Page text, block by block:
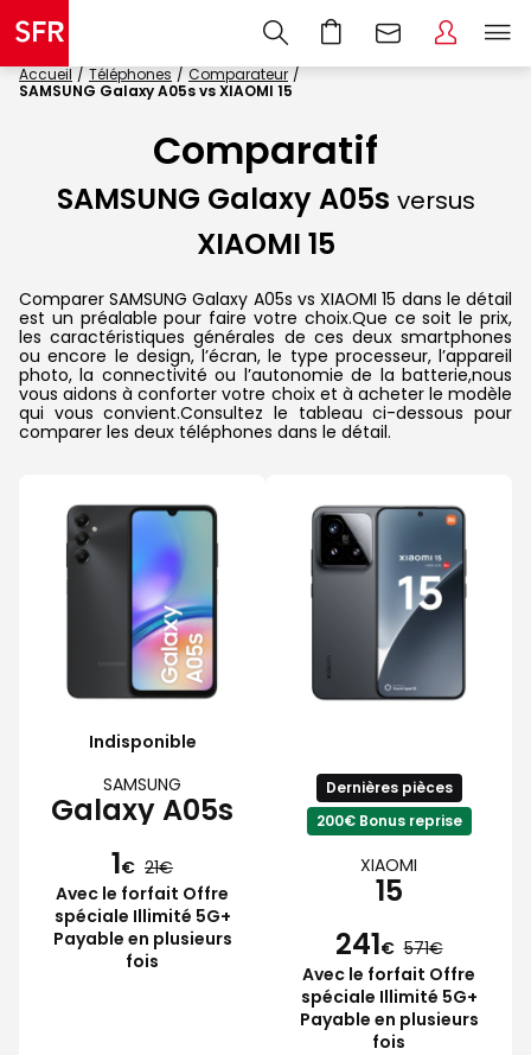
Accueil Téléphones
Comparateur
SAMSUNG Galaxy A05s vs XIAOMI 15
Comparatif
SAMSUNG Galaxy A05s versus
XIAOMI 15
Comparer SAMSUNG Galaxy A05s vs XIAOMI 15 dans le détail
est un préalable pour faire votre choix.Que ce soit le prix,
les caractéristiques générales de ces deux smartphones
ou encore le design, l’écran, le type processeur, l’appareil
photo, la connectivité ou l’autonomie de la batterie,nous
vous aidons à conforter votre choix et à acheter le modèle
qui vous convient.Consultez le tableau ci-dessous pour
comparer les deux téléphones dans le détail.
Indisponible
SAMSUNG
Galaxy A05s
1€ 21
Avec le forfait Offre
spéciale Illimité 5G+
Payable en plusieurs
fois
Dernières pièces
200€ Bonus reprise
XIAOMI
15
241€ 571
Avec le forfait Offre
spéciale Illimité 5G+
Payable en plusieurs
fois